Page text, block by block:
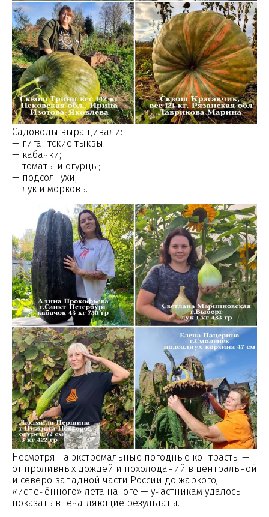
Садоводы выращивали:
— гигантские тыквы;
— кабачки;
— томаты и огурцы;
— подсолнухи;
— лук и морковь.
Несмотря на экстремальные погодные контрасты —
от проливных дождей и похолоданий в центральной
и северо-западной части России до жаркого,
«испечённого» лета на юге — участникам удалось
показать впечатляющие результаты.